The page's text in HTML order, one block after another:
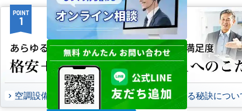
POINT
1
空調設備のご提案について
POINT
2
選ばれる秘訣につい